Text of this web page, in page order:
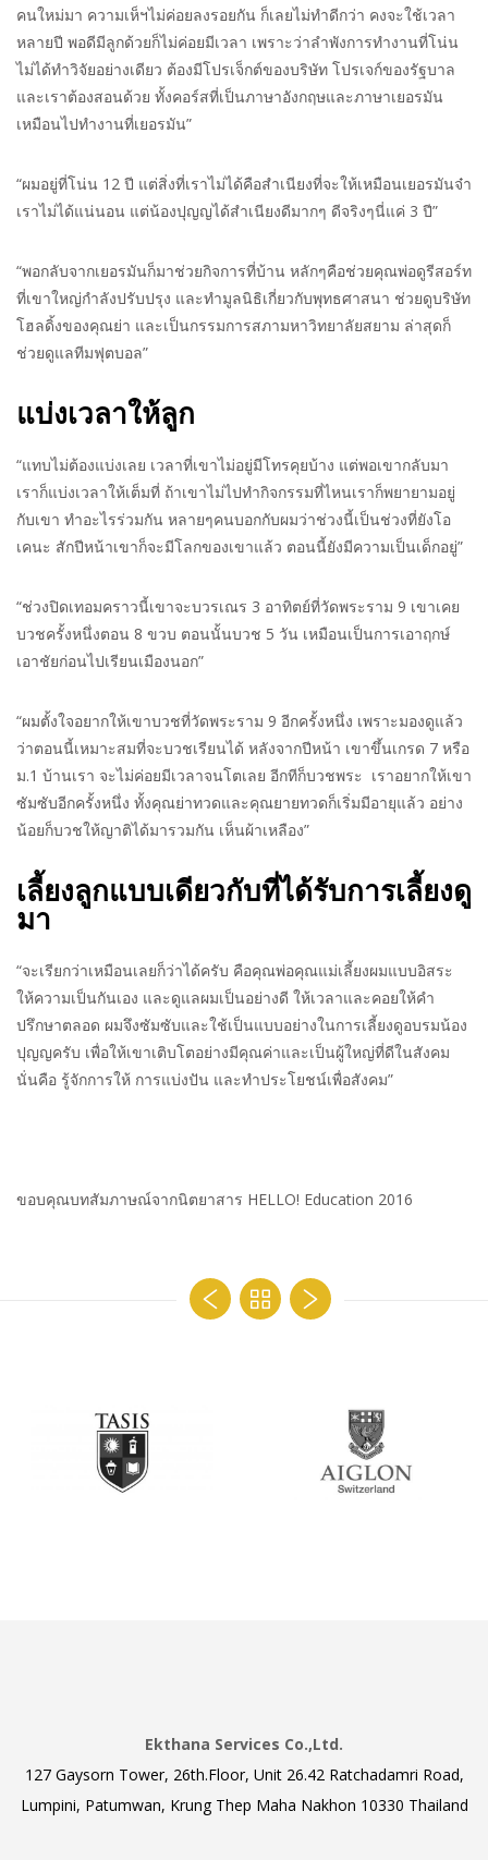
คนใหม่มา ความเห็ฯไม่ค่อยลงรอยกัน ก็เลยไม่ทำดีกว่า คงจะใช้เวลา
หลายปี พอดีมีลูกด้วยก็ไม่ค่อยมีเวลา เพราะว่าลำพังการทำงานที่โน่น
ไม่ได้ทำวิจัยอย่างเดียว ต้องมีโปรเจ็กต์ของบริษัท โปรเจก์ของรัฐบาล
และเราต้องสอนด้วย ทั้งคอร์สที่เป็นภาษาอังกฤษและภาษาเยอรมัน
เหมือนไปทำงานที่เยอรมัน”
“ผมอยู่ที่โน่น 12 ปี แต่สิ่งที่เราไม่ได้คือสำเนียงที่จะให้เหมือนเยอรมันจ๋า
เราไม่ได้แน่นอน แต่น้องปุญญได้สำเนียงดีมากๆ ดีจริงๆนี่แค่ 3 ปี”
“พอกลับจากเยอรมันก็มาช่วยกิจการที่บ้าน หลักๆคือช่วยคุณพ่อดูรีสอร์ท
ที่เขาใหญ่กำลังปรับปรุง และทำมูลนิธิเกี่ยวกับพุทธศาสนา ช่วยดูบริษัท
โฮลดิ้งของคุณย่า และเป็นกรรมการสภามหาวิทยาลัยสยาม ล่าสุดก็
ช่วยดูแลทีมฟุตบอล”
แบ่งเวลาให้ลูก
“แทบไม่ต้องแบ่งเลย เวลาที่เขาไม่อยู่มีโทรคุยบ้าง แต่พอเขากลับมา
เราก็แบ่งเวลาให้เต็มที่ ถ้าเขาไม่ไปทำกิจกรรมที่ไหนเราก็พยายามอยู่
กับเขา ทำอะไรร่วมกัน หลายๆคนบอกกับผมว่าช่วงนี้เป็นช่วงที่ยังโอ
เคนะ สักปีหน้าเขาก็จะมีโลกของเขาแล้ว ตอนนี้ยังมีความเป็นเด็กอยู่”
“ช่วงปิดเทอมคราวนี้เขาจะบวรเณร 3 อาทิตย์ที่วัดพระราม 9 เขาเคย
บวชครั้งหนึ่งตอน 8 ขวบ ตอนนั้นบวช 5 วัน เหมือนเป็นการเอาฤกษ์
เอาชัยก่อนไปเรียนเมืองนอก”
“ผมตั้งใจอยากให้เขาบวชที่วัดพระราม 9 อีกครั้งหนึ่ง เพราะมองดูแล้ว
ว่าตอนนี้เหมาะสมที่จะบวชเรียนได้ หลังจากปีหน้า เขาขึ้นเกรด 7 หรือ
ม.1 บ้านเรา จะไม่ค่อยมีเวลาจนโตเลย อีกทีก็บวชพระ เราอยากให้เขา
ซัมซับอีกครั้งหนึ่ง ทั้งคุณย่าทวดและคุณยายทวดก็เริ่มมีอายุแล้ว อย่าง
น้อยก็บวชให้ญาติได้มารวมกัน เห็นผ้าเหลือง”
เลี้ยงลูกแบบเดียวกับที่ได้รับการเลี้ยงดู
มา
“จะเรียกว่าเหมือนเลยก็ว่าได้ครับ คือคุณพ่อคุณแม่เลี้ยงผมแบบอิสระ
ให้ความเป็นกันเอง และดูแลผมเป็นอย่างดี ให้เวลาและคอยให้คำ
ปรึกษาตลอด ผมจึงซัมซับและใช้เป็นแบบอย่างในการเลี้ยงดูอบรมน้อง
ปุญญครับ เพื่อให้เขาเติบโตอย่างมีคุณค่าและเป็นผู้ใหญ่ที่ดีในสังคม
นั่นคือ รู้จักการให้ การแบ่งปัน และทำประโยชน์เพื่อสังคม”
ขอบคุณบทสัมภาษณ์จากนิตยาสาร HELLO! Education 2016
Ekthana Services Co.,Ltd.
127 Gaysorn Tower, 26th.Floor, Unit 26.42 Ratchadamri Road,
Lumpini, Patumwan, Krung Thep Maha Nakhon 10330 Thailand